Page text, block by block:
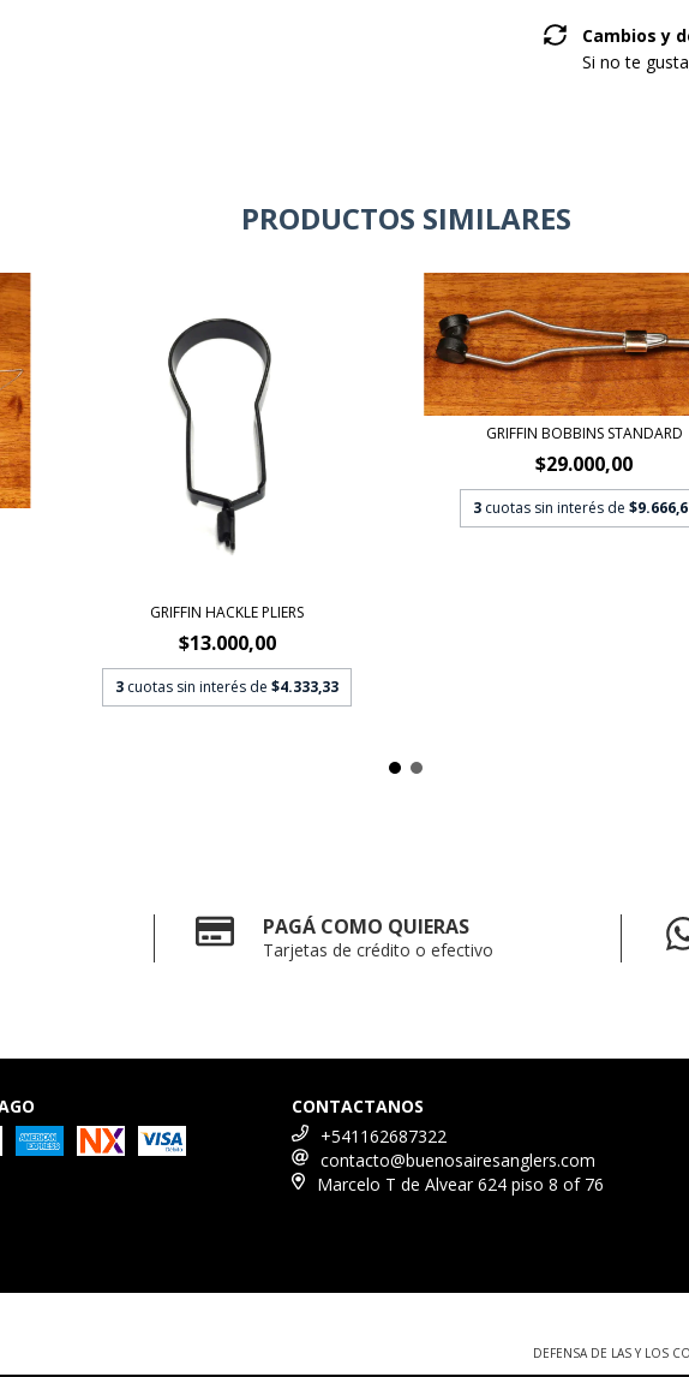
Cambios y
Si no te
PRODUCTOS SIMILARES
GRIFFIN HACKLE PLIERS
$13.000,00
3 cuotas sin interés de$4.333,33
GRIFFIN BOBBINS STANDARD
$29.000,00
3 cuotas sin interés de
PAGÁ COMO QUIERAS
Tarjetas de crédito o efectivo
CONTACTANOS
+541162687322
contacto@buenosairesanglers.com
Marcelo T de Alvear 624 piso 8 of 76
DEFENSA DE LAS Y LOS